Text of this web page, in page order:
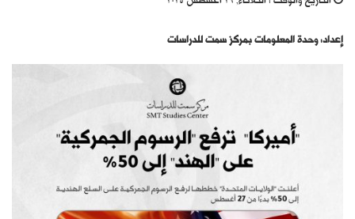
إعداد: وحدة المعلومات بمركز سمت للدراسات